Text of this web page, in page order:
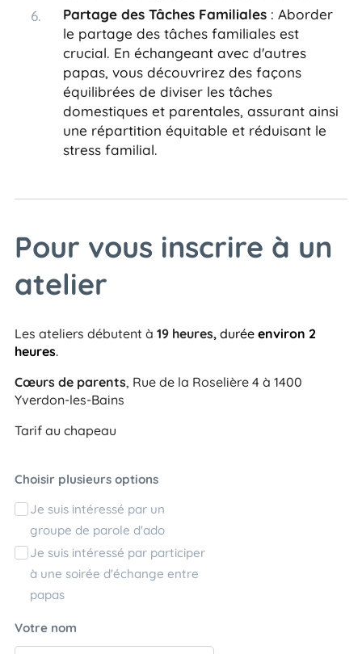
Partage des Tâches Familiales : Aborder
le partage des tâches familiales est
crucial. En échangeant avec d'autres
papas, vous découvrirez des façons
équilibrées de diviser les tâches
domestiques et parentales, assurant ainsi
une répartition équitable et réduisant le
stress familial.
Pour vous inscrire à un
atelier
Les ateliers débutent à 19 heures, durée environ 2
heures.
Cœurs de parents, Rue de la Roselière 4 à 1400
Yverdon-les-Bains
Tarif au chapeau
Choisir plusieurs options
Je suis intéressé par un
groupe de parole d'ado
Je suis intéressé par participer
à une soirée d'échange entre
papas
Votre nom